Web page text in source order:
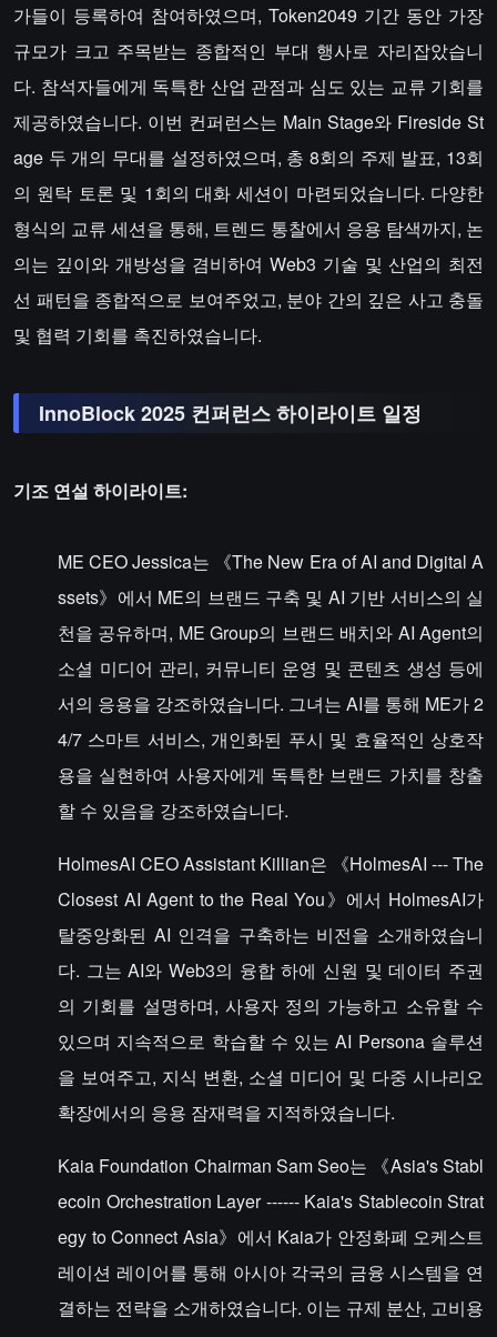
가들이 등록하여 참여하였으며, Token2049 기간 동안 가장
규모가 크고 주목받는 종합적인 부대 행사로 자리잡았습니
다. 참석자들에게 독특한 산업 관점과 심도 있는 교류 기회를
제공하였습니다. 이번 컨퍼런스는 Main Stage와 Fireside St
age 두 개의 무대를 설정하였으며, 총 8회의 주제 발표, 13회
의 원탁 토론 및 1회의 대화 세션이 마련되었습니다. 다양한
형식의 교류 세션을 통해, 트렌드 통찰에서 응용 탐색까지, 논
의는 깊이와 개방성을 겸비하여 Web3 기술 및 산업의 최전
선 패턴을 종합적으로 보여주었고, 분야 간의 깊은 사고 충돌
및 협력 기회를 촉진하였습니다.
InnoBlock 2025 컨퍼런스 하이라이트 일정
기조 연설 하이라이트:
ME CEO Jessica는 《The New Era of AI and Digital A
ssets》에서 ME의 브랜드 구축 및 AI 기반 서비스의 실
천을 공유하며, ME Group의 브랜드 배치와 AI Agent의
소셜 미디어 관리, 커뮤니티 운영 및 콘텐츠 생성 등에
서의 응용을 강조하였습니다. 그녀는 AI를 통해 ME가 2
4/7 스마트 서비스, 개인화된 푸시 및 효율적인 상호작
용을 실현하여 사용자에게 독특한 브랜드 가치를 창출
할 수 있음을 강조하였습니다.
HolmesAI CEO Assistant Killian은 《HolmesAI --- The
Closest AI Agent to the Real You》에서 HolmesAI가
탈중앙화된 AI 인격을 구축하는 비전을 소개하였습니
다. 그는 AI와 Web3의 융합 하에 신원 및 데이터 주권
의 기회를 설명하며, 사용자 정의 가능하고 소유할 수
있으며 지속적으로 학습할 수 있는 AI Persona 솔루션
을 보여주고, 지식 변환, 소셜 미디어 및 다중 시나리오
확장에서의 응용 잠재력을 지적하였습니다.
Kaia Foundation Chairman Sam Seo는 《Asia's Stabl
ecoin Orchestration Layer ------ Kaia's Stablecoin Strat
egy to Connect Asia》에서 Kaia가 안정화폐 오케스트
레이션 레이어를 통해 아시아 각국의 금융 시스템을 연
결하는 전략을 소개하였습니다. 이는 규제 분산, 고비용